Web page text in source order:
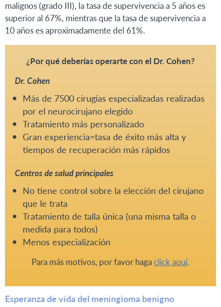
malignos (grado III), la tasa de supervivencia a 5 años es
superior al 67%, mientras que la tasa de supervivencia a
10 años es aproximadamente del 61%.
¿Por qué deberías operarte con el Dr. Cohen?
Dr. Cohen
Más de 7500 cirugías especializadas realizadas
por el neurocirujano elegido
Tratamiento más personalizado
Gran experiencia=tasa de éxito más alta y
tiempos de recuperación más rápidos
Centros de salud principales
No tiene control sobre la elección del cirujano
que le trata
Tratamiento de talla única (una misma talla o
medida para todos)
Menos especialización
Para más motivos, por favor hagaclick aquí.
Esperanza de vida del meningioma benigno